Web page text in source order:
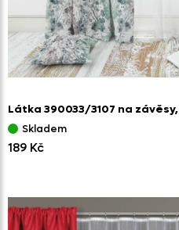
Látka 390033/3107 na závěsy,
Skladem
189 Kč